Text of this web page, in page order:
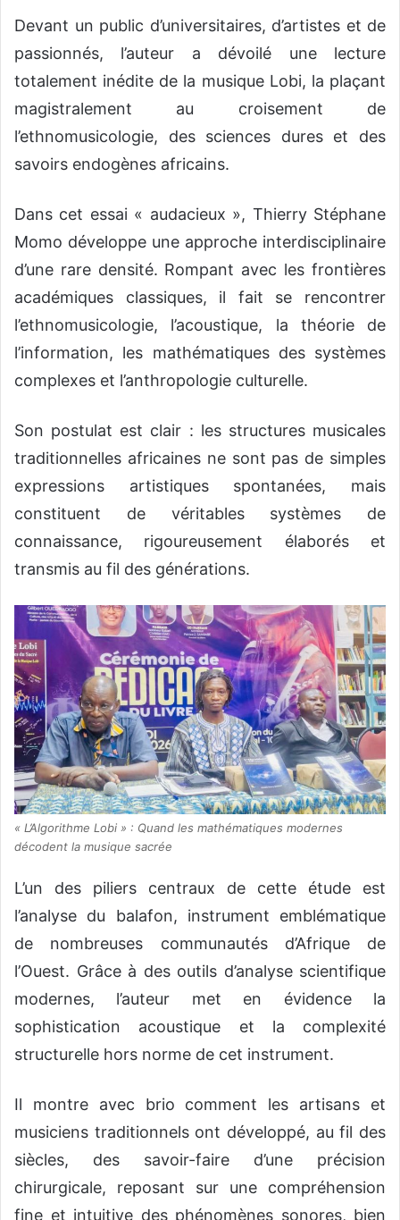
Devant un public d’universitaires, d’artistes et de
passionnés, l’auteur a dévoilé une lecture
totalement inédite de la musique Lobi, la plaçant
magistralement au croisement de
l’ethnomusicologie, des sciences dures et des
savoirs endogènes africains.
Dans cet essai « audacieux », Thierry Stéphane
Momo développe une approche interdisciplinaire
d’une rare densité. Rompant avec les frontières
académiques classiques, il fait se rencontrer
l’ethnomusicologie, l’acoustique, la théorie de
l’information, les mathématiques des systèmes
complexes et l’anthropologie culturelle.
Son postulat est clair : les structures musicales
traditionnelles africaines ne sont pas de simples
expressions artistiques spontanées, mais
constituent de véritables systèmes de
connaissance, rigoureusement élaborés et
transmis au fil des générations.
« L’Algorithme Lobi » : Quand les mathématiques modernes
décodent la musique sacrée
L’un des piliers centraux de cette étude est
l’analyse du balafon, instrument emblématique
de nombreuses communautés d’Afrique de
l’Ouest. Grâce à des outils d’analyse scientifique
modernes, l’auteur met en évidence la
sophistication acoustique et la complexité
structurelle hors norme de cet instrument.
Il montre avec brio comment les artisans et
musiciens traditionnels ont développé, au fil des
siècles, des savoir-faire d’une précision
chirurgicale, reposant sur une compréhension
fine et intuitive des phénomènes sonores, bien